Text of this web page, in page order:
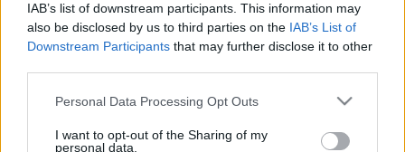
IAB’s list of downstream participants. This information may
also be disclosed by us to third parties on the IAB’s List of
Downstream Participants that may further disclose it to other
Please note that this website/app uses one or more Google
not limited to your visit or usage behaviour. You may click to
Personal Data Processing Opt Outs
I want to opt-out of the Sharing of my
personal data.
Legjobb szólista: Gitano:Brasil
Legjobb hangszerelés: Henter Mónika:Happy song
Lombos Mártona gimnáziumi próbálkozások és átmeneti